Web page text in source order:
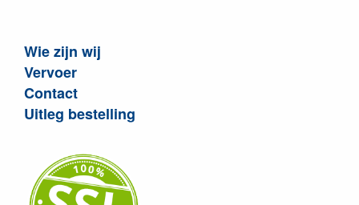
Wie zijn wij
Vervoer
Contact
Uitleg bestelling